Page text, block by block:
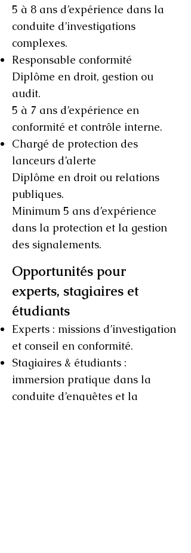
5 à 8 ans d’expérience dans la
conduite d’investigations
complexes.
Responsable conformité
Diplôme en droit, gestion ou
audit.
5 à 7 ans d’expérience en
conformité et contrôle interne.
Chargé de protection des
lanceurs d’alerte
Diplôme en droit ou relations
publiques.
Minimum 5 ans d’expérience
dans la protection et la gestion
des signalements.
Opportunités pour
experts, stagiaires et
étudiants
Experts : missions d’investigation
et conseil en conformité.
Stagiaires & étudiants :
immersion pratique dans la
conduite d’enquêtes et la